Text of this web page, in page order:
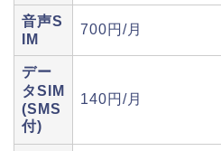
音声S
IM
700円/月
デー
タSIM
(SMS
付)
140円/月